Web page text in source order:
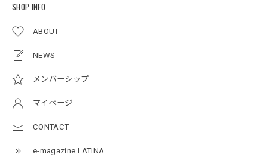
SHOP INFO
ABOUT
NEWS
メンバーシップ
マイページ
CONTACT
e-magazine LATINA